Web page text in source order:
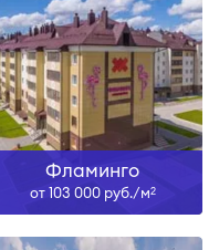
Фламинго
от 103 000 руб./м2